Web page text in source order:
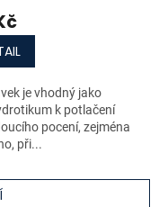
je vhodný jako
k potlačení
pocení, zejména
při...